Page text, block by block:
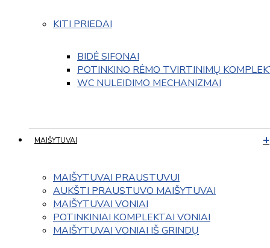
KITI PRIEDAI
BIDĖ SIFONAI
POTINKINO RĖMO TVIRTINIMŲ
WC NULEIDIMO MECHANIZMAI
MAIŠYTUVAI
MAIŠYTUVAI PRAUSTUVUI
AUKŠTI PRAUSTUVO MAIŠYTUVAI
MAIŠYTUVAI VONIAI
POTINKINIAI KOMPLEKTAI VONIAI
MAIŠYTUVAI VONIAI IŠ GRINDŲ